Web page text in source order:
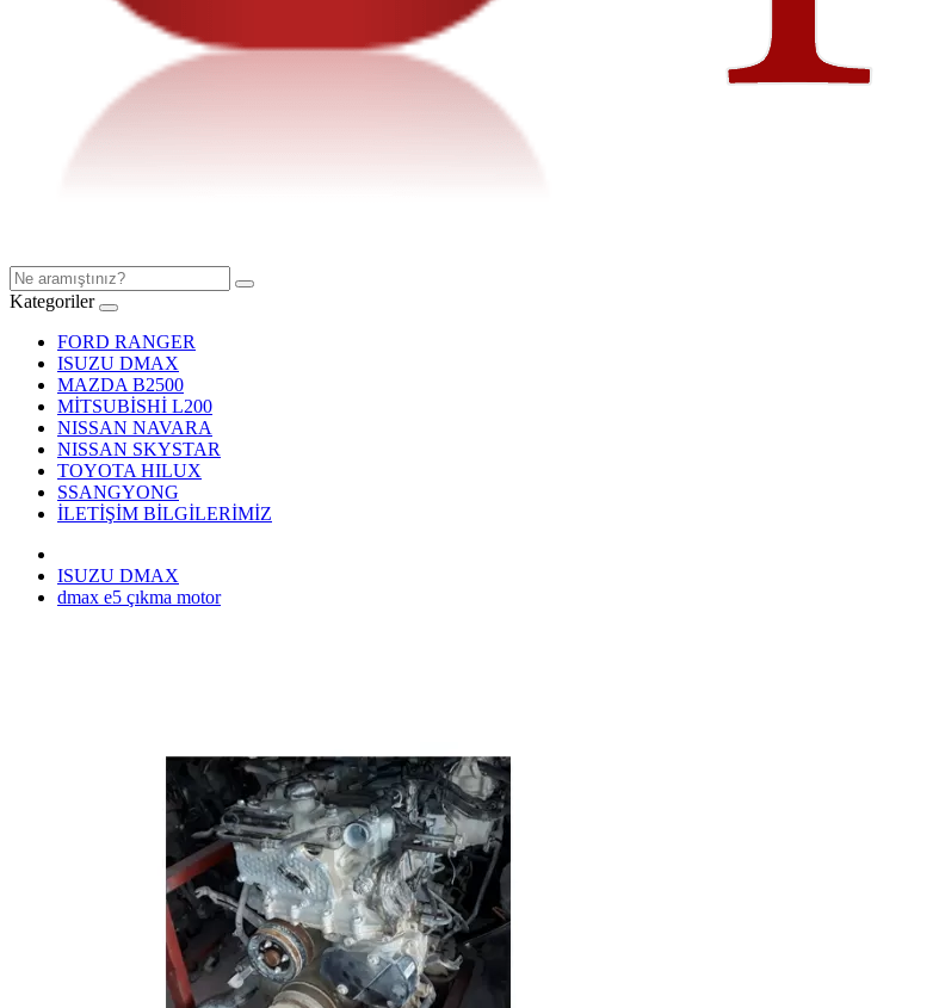
Kategoriler
FORD RANGER
ISUZU DMAX
MAZDA B2500
MİTSUBİSHİ L200
NISSAN NAVARA
NISSAN SKYSTAR
TOYOTA HILUX
SSANGYONG
İLETİŞİM BİLGİLERİMİZ
ISUZU DMAX
dmax e5 çıkma motor